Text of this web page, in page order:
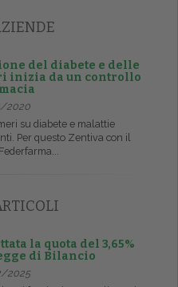
del diabete e delle
inizia da un controllo
2020
su diabete e malattie
Per questo Zentiva con il
la quota del 3,65%
di Bilancio
2025